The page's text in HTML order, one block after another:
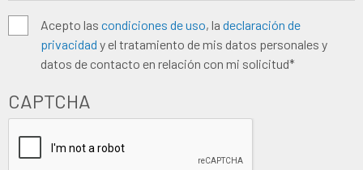
Algemene
voorwaarden *
Acepto las condiciones de uso, la declaración de
privacidad y el tratamiento de mis datos personales y
datos de contacto en relación con mi solicitud*
CAPTCHA